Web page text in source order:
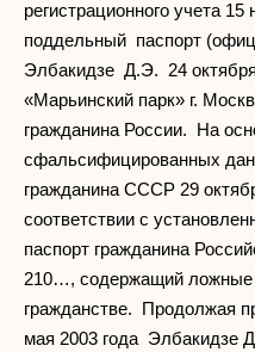
регистрационного учета
поддельный паспорт
Элбакидзе Д.Э. 24
«Марьинский парк» г.
гражданина России. На
сфальсифицированных
гражданина СССР 29
соответствии с
паспорт гражданина
210…, содержащий ложные
гражданстве. Продолжая
мая 2003 года Элбакидзе